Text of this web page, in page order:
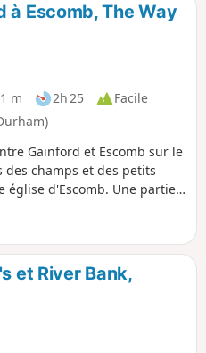
à Escomb, The Way
m 2h 25
Facile
Gainford et Escomb sur le
des champs et des petits
église d'Escomb. Une partie
monde. La dernière partie
que le Weardale Way.
et River Bank,